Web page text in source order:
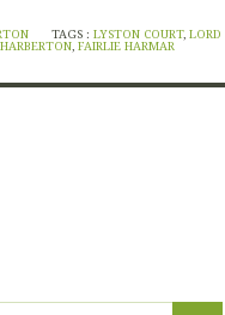
TAGS :LYSTON COURT,LORD
, FAIRLIE HARMAR